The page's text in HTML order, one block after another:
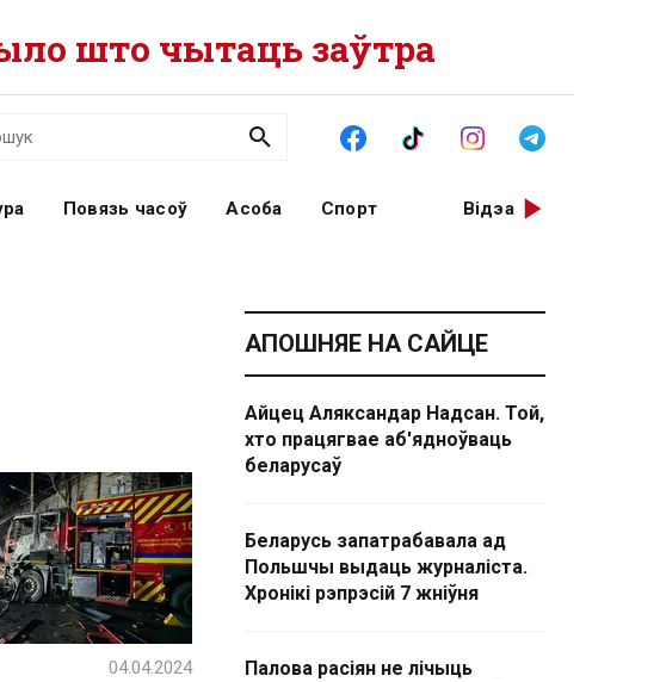
што чытаць заўтра
Повязь часоў Асоба Спорт Відэа
04.04.2024
АПОШНЯЕ НА САЙЦЕ
Айцец Аляксандар Надсан. Той,
хто працягвае аб'ядноўваць
беларусаў
Беларусь запатрабавала ад
Польшчы выдаць журналіста.
Хронікі рэпрэсій 7 жніўня
Палова расіян не лічыць